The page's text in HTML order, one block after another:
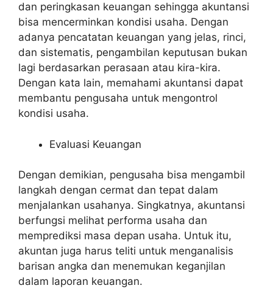
dan peringkasan keuangan sehingga akuntansi
bisa mencerminkan kondisi usaha. Dengan
adanya pencatatan keuangan yang jelas, rinci,
dan sistematis, pengambilan keputusan bukan
lagi berdasarkan perasaan atau kira-kira.
Dengan kata lain, memahami akuntansi dapat
membantu pengusaha untuk mengontrol
kondisi usaha.
Evaluasi Keuangan
Dengan demikian, pengusaha bisa mengambil
langkah dengan cermat dan tepat dalam
menjalankan usahanya. Singkatnya, akuntansi
berfungsi melihat performa usaha dan
memprediksi masa depan usaha. Untuk itu,
akuntan juga harus teliti untuk menganalisis
barisan angka dan menemukan keganjilan
dalam laporan keuangan.